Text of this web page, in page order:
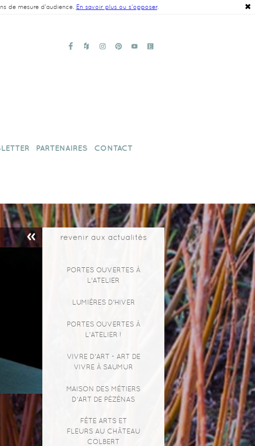
✖
de mesure d'audience. En savoir plus ou s'opposer.
PARTENAIRES CONTACT
revenir aux actualités
PORTES OUVERTES À
L'ATELIER
LUMIÈRES D'HIVER
PORTES OUVERTES À
L'ATELIER !
VIVRE D'ART - ART DE
VIVRE À SAUMUR
MAISON DES MÉTIERS
D'ART DE PÉZÉNAS
FÊTE ARTS ET
FLEURS AU CHÂTEAU
COLBERT